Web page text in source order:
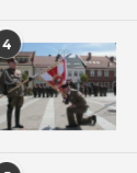
4